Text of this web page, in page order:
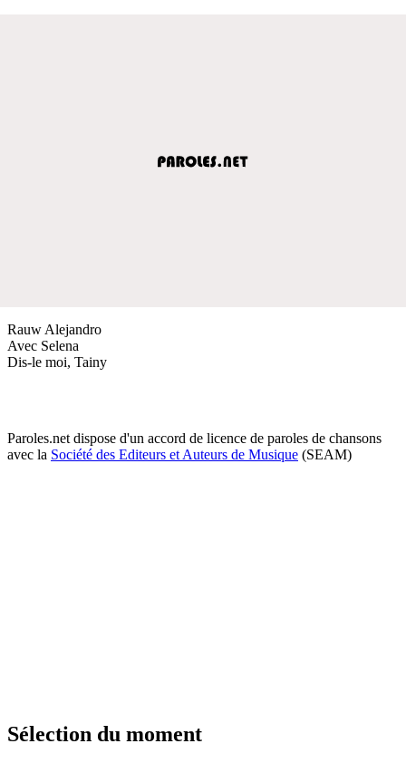
Rauw Alejandro
Avec Selena
Dis-le moi, Tainy
Paroles.net dispose d'un accord de licence de paroles de chansons
avec la Société des Editeurs et Auteurs de Musique (SEAM)
Sélection du moment